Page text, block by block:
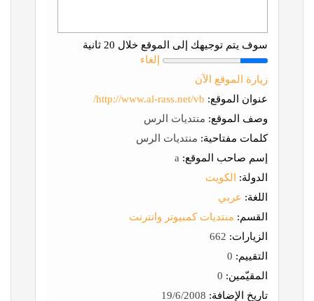
سوف يتم توجيهك إلى الموقع خلال 20 ثانية
إلغاء
زيارة الموقع الآن
عنوان الموقع: http://www.al-rass.net/vb/
وصف الموقع: منتديات الرس
كلمات مفتاحية: منتديات الرس
إسم صاحب الموقع:
الدولة:
الكويت
اللغة: عربي
القسم: منتديات كمبيوتر وانترنت
الزيارات:
التقييم:
المقيّمين:
تاريخ الإضافة: